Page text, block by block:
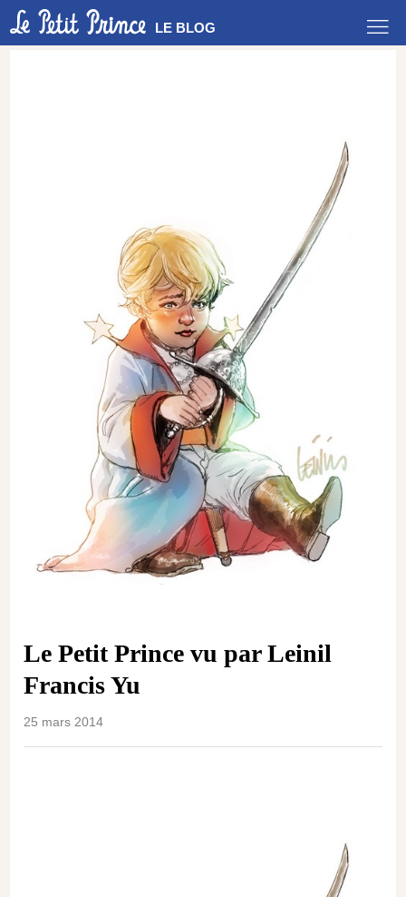
LE BLOG
Le Petit Prince vu par Leinil
Francis Yu
25 mars 2014